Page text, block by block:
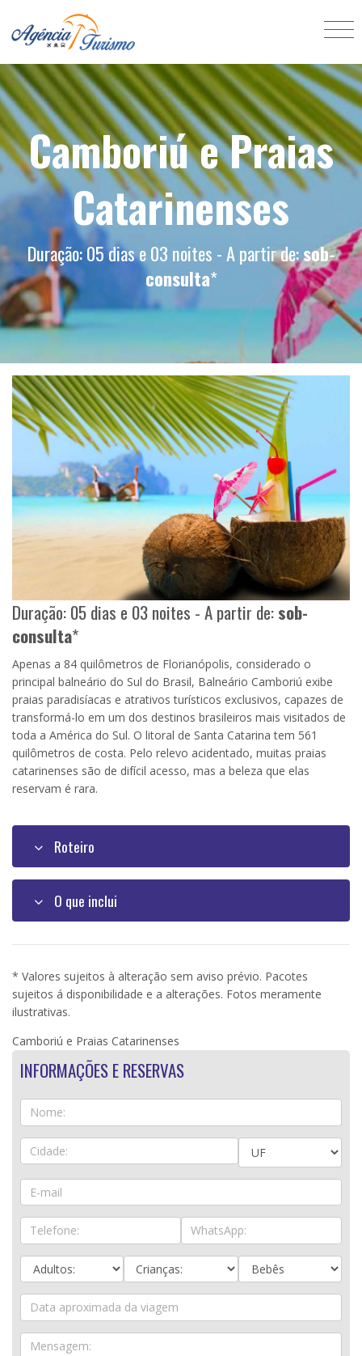
Camboriú e Praias
Catarinenses
Duração: 05 dias e 03 noites - A partir de:sob-
consulta*
Duração: 05 dias e 03 noites - A partir de:sob-
consulta*
Apenas a 84 quilômetros de Florianópolis, considerado o
principal balneário do Sul do Brasil, Balneário Camboriú exibe
praias paradisíacas e atrativos turísticos exclusivos, capazes de
transformá-lo em um dos destinos brasileiros mais visitados de
toda a América do Sul. O litoral de Santa Catarina tem 561
quilômetros de costa. Pelo relevo acidentado, muitas praias
catarinenses são de difícil acesso, mas a beleza que elas
reservam é rara.
Roteiro
O que inclui
* Valores sujeitos à alteração sem aviso prévio. Pacotes
sujeitos á disponibilidade e a alterações. Fotos meramente
ilustrativas.
Camboriú e Praias Catarinenses
INFORMAÇÕES E RESERVAS